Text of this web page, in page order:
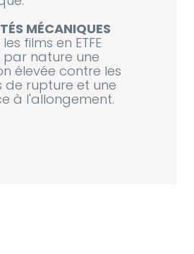
MÉCANIQUES
les films en ETFE
par nature une
élevée contre les
de rupture et une
à l'allongement.